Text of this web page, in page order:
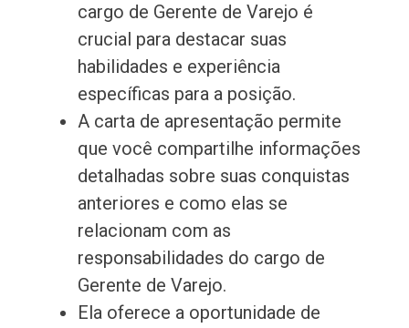
cargo de Gerente de Varejo é
crucial para destacar suas
habilidades e experiência
específicas para a posição.
A carta de apresentação permite
que você compartilhe informações
detalhadas sobre suas conquistas
anteriores e como elas se
relacionam com as
responsabilidades do cargo de
Gerente de Varejo.
Ela oferece a oportunidade de